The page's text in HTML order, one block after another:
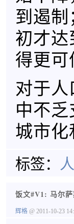
到遏
初才
得更可
对于
中不
城市
标签：
饭文#V1: 马尔萨
辉格 @ 2011-10-23